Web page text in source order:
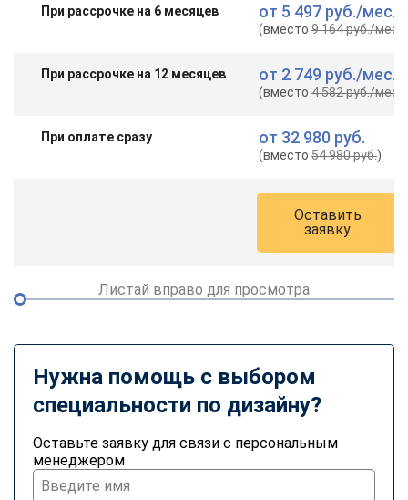
При рассрочке на 6 месяцев от 5 497 руб./мес.
(вместо9 164 руб./мес.
При рассрочке на 12 месяцев от 2 749 руб./мес.
(вместо4 582 руб./мес.
При оплате сразу от 32 980 руб.
(вместо54 980 руб.)
Оставить
заявку
Листай вправо для просмотра
Нужна помощь с выбором
специальности по дизайну?
Оставьте заявку для связи с персональным
менеджером